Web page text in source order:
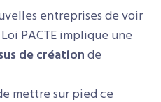
entreprises de voir
PACTE implique une
de créationde
mettre sur pied ce